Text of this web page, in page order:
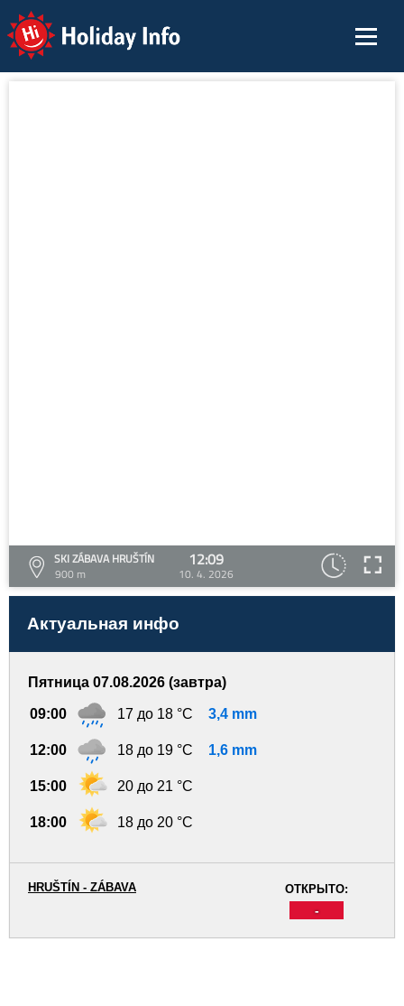
Holiday Info
SKI ZÁBAVA HRUŠTÍN
900 m
12:09
10. 4. 2026
Актуальная инфо
Пятница 07.08.2026 (завтра)
09:00 17 до 18 °C 3,4 mm
12:00 18 до 19 °C 1,6 mm
15:00 20 до 21 °C
18:00 18 до 20 °C
ОТКРЫТО:
-
HRUŠTÍN - ZÁBAVA